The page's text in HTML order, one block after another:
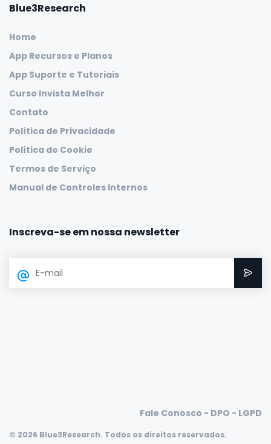
Blue3Research
Home
App Recursos e Planos
App Suporte e Tutoriais
Curso Invista Melhor
Contato
Política de Privacidade
Política de Cookie
Termos de Serviço
Manual de Controles Internos
Inscreva-se em nossa newsletter
Fale Conosco - DPO - LGPD
© 2026 Blue3Research. Todos os direitos reservados.